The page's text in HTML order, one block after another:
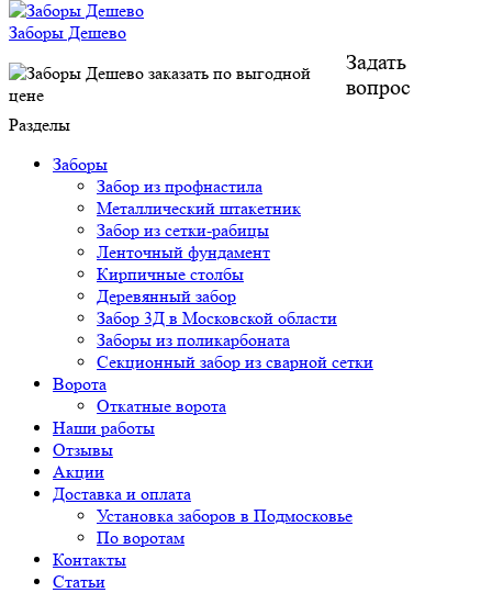
Заборы Дешево
Задать
вопрос
Разделы
Заборы
Забор из профнастила
Металлический штакетник
Забор из сетки-рабицы
Ленточный фундамент
Кирпичные столбы
Деревянный забор
Забор 3Д в Московской области
Заборы из поликарбоната
Секционный забор из сварной сетки
Ворота
Откатные ворота
Наши работы
Отзывы
Акции
Доставка и оплата
Установка заборов в Подмосковье
По воротам
Контакты
Статьи